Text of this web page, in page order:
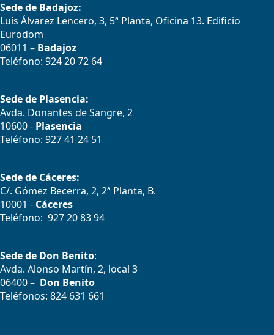
Sede de Badajoz:
Luís Álvarez Lencero, 3, 5ª Planta, Oficina 13. Edificio
Eurodom
06011 – Badajoz
Teléfono: 924 20 72 64
Sede de Plasencia:
Avda. Donantes de Sangre, 2
10600 - Plasencia
Teléfono: 927 41 24 51
Sede de Cáceres:
C/. Gómez Becerra, 2, 2ª Planta, B.
10001 - Cáceres
Teléfono: 927 20 83 94
Sede de Don Benito:
Avda. Alonso Martín, 2, local 3
06400 – Don Benito
Teléfonos: 824 631 661